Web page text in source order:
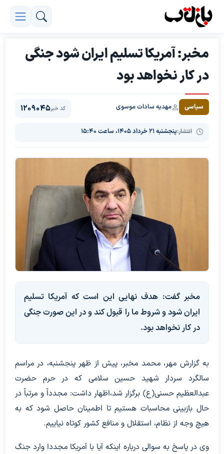
مخبر: آمریکا تسلیم ایران شود جنگی
در کار نخواهد بود
سیاسی مهدیه سادات موسوی
انتشار:پنجشنبه ۲۱ خرداد ۱۴۰۵، ساعت ۱۵:۴۰
کد خبر1209045
مخبر گفت: هدف نهایی این است که آمریکا تسلیم
ایران شود و شروط ما را قبول کند و در این صورت جنگی
در کار نخواهد بود.
به گزارش مهر، محمد مخبر، پیش از ظهر پنجشنبه، در مراسم
سالگرد سردار شهید حسین سلامی که در حرم حضرت
عبدالعظیم حسنی(ع) برگزار شد،اظهار داشت: مجدداً و مرتباً در
حال بازبینی محاسبات هستیم تا اطمینان حاصل شود که به
هیچ وجه از نظام، استقلال و منافع کشور کوتاه نیاییم.
وی در پاسخ به سوالی درباره اینکه آیا با آمریکا مجددا وارد جنگ